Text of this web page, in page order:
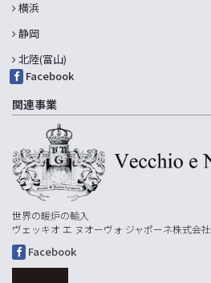
横浜
静岡
北陸(富山)
Facebook
関連事業
世界の暖炉の輸入
ヴェッキオ エ ヌオーヴォ ジャポーネ株式会社
Facebook